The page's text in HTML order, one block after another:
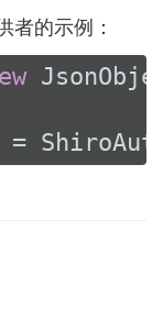
者的示例：
=